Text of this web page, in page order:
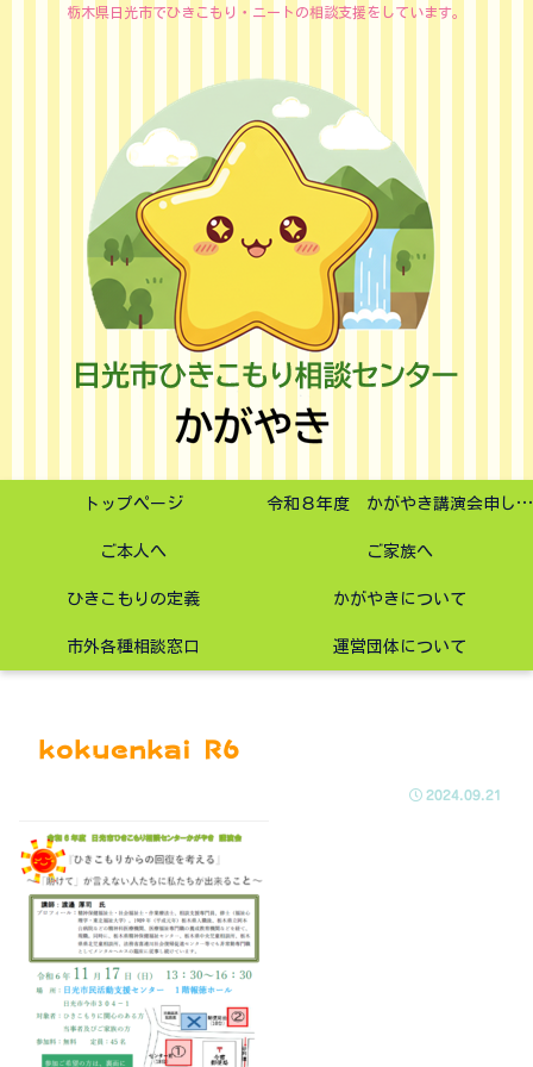
栃木県日光市でひきこもり・ニートの相談支援をしています。
トップページ 令和８年度 かがやき講演会申し込みフォーム
ご本人へ ご家族へ
ひきこもりの定義 かがやきについて
市外各種相談窓口 運営団体について
kokuenkai R6
2024.09.21